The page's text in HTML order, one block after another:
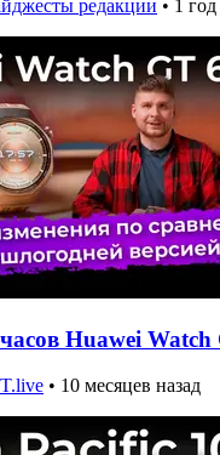
редакции • 1 год
Huawei Watch
• 10 месяцев назад